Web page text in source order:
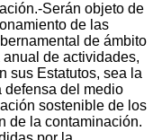
Serán objeto de
de las
de ámbito
de actividades,
sus Estatutos, sea la
defensa del medio
sostenible de los
de la contaminación.